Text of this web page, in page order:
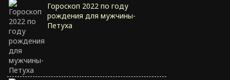
Гороскоп 2022 по году
рождения для мужчины-
Петуха